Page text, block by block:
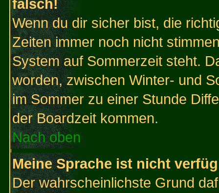
falsch!
Wenn du dir sicher bist, die
Zeiten immer noch nicht
System auf Sommerzeit steht.
worden, zwischen Winter- und
im Sommer zu einer Stunde
der Boardzeit kommen.
Nach oben
Meine Sprache ist nicht
Der wahrscheinlichste Grund